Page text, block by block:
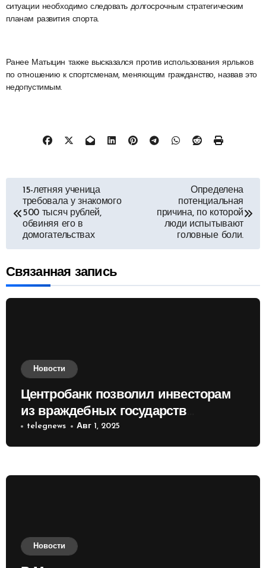
ситуации необходимо следовать долгосрочным стратегическим
планам развития спорта.
Ранее Матыцин также высказался против использования ярлыков
по отношению к спортсменам, меняющим гражданство, назвав это
недопустимым.
Навигация
по
записям
15-летняя ученица
требовала у знакомого
500 тысяч рублей,
обвиняя его в
домогательствах
Определена
потенциальная
причина, по которой
люди испытывают
головные боли.
Связанная запись
Новости
Центробанк позволил инвесторам
из враждебных государств
приобретать валюту
telegnews Авг 1, 2025
Новости